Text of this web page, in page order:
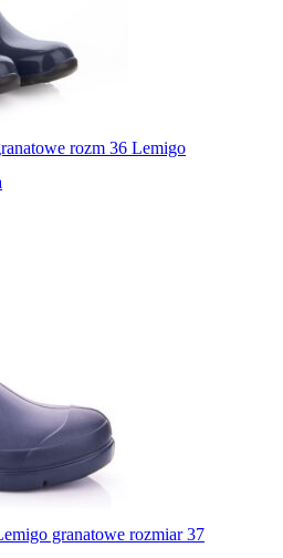
rozm 36 Lemigo
granatowe rozmiar 37